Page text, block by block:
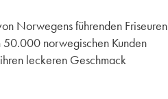
Norwegens führenden Friseuren
norwegischen Kunden
leckeren Geschmack